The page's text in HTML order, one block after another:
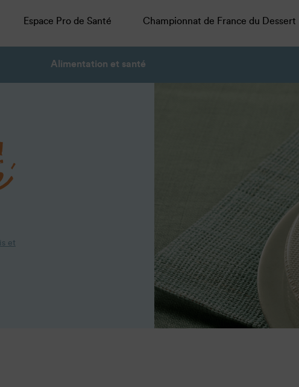
Espace Pro de Santé Championnat de France du Dessert
Alimentation et santé
et